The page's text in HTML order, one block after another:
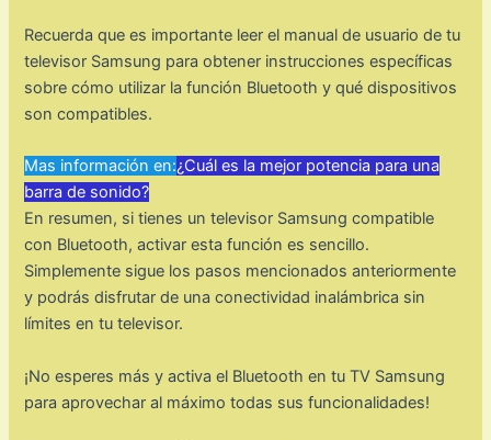
Recuerda que es importante leer el manual de usuario de tu
televisor Samsung para obtener instrucciones específicas
sobre cómo utilizar la función Bluetooth y qué dispositivos
son compatibles.
Mas información en:¿Cuál es la mejor potencia para una
barra de sonido?
En resumen, si tienes un televisor Samsung compatible
con Bluetooth, activar esta función es sencillo.
Simplemente sigue los pasos mencionados anteriormente
y podrás disfrutar de una conectividad inalámbrica sin
límites en tu televisor.
¡No esperes más y activa el Bluetooth en tu TV Samsung
para aprovechar al máximo todas sus funcionalidades!